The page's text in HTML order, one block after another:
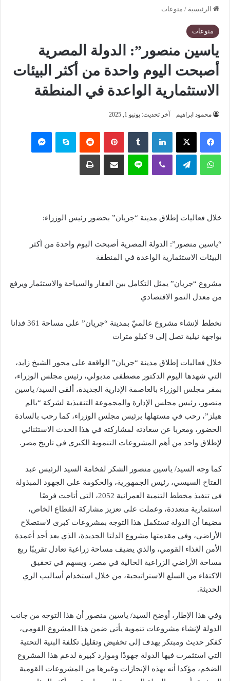
الرئيسية / منوعات
منوعات
ياسين منصور”: الدولة المصرية
أصبحت اليوم واحدة من أكثر البيئات
الاستثمارية الواعدة في المنطقة
محمود ابراهيم آخر تحديث: يونيو 1, 2025
فيسبوك ‫X لينكدإن بينتيريست سكايب
واتساب تيلقرام لاين
خلال فعاليات إطلاق مدينة “جريان” بحضور رئيس الوزراء:
“ياسين منصور”: الدولة المصرية أصبحت اليوم واحدة من أكثر
البيئات الاستثمارية الواعدة في المنطقة
مشروع “جريان” يمثل التكامل بين العقار والسياحة والاستثمار ويرفع
من معدل النمو الاقتصادي
نخطط لإنشاء مشروع عالميّ بمدينة “جريان” على مساحة 361 فدانا
بواجهة نيلية تصل إلى 9 كيلو مترات
خلال فعاليات إطلاق مدينة “جريان” الواقعة على محور الشيخ زايد،
التي شهدها اليوم الدكتور مصطفى مدبولي، رئيس مجلس الوزراء،
بمقر مجلس الوزراء بالعاصمة الإدارية الجديدة، ألقى السيد/ ياسين
منصور، رئيس مجلس الإدارة والمجموعة التنفيذية لشركة “بالم
هيلز”، رحب في مستهلها برئيس مجلس الوزراء، كما رحب بالسادة
الحضور، ومعربا عن سعادته لمشاركته في هذا الحدث الاستثنائي
لإطلاق واحد من أهم المشروعات التنموية الكبرى في تاريخ مصر.
كما وجه السيد/ ياسين منصور الشكر لفخامة السيد الرئيس عبد
الفتاح السيسي، رئيس الجمهورية، والحكومة على الجهود المبذولة
في تنفيذ مخطط التنمية العمرانية 2052، التي أتاحت فرصًا
استثمارية متعددة، وعملت على تعزيز مشاركة القطاع الخاص،
مضيفا أن الدولة تستكمل هذا التوجه بمشروعات كبرى لاستصلاح
الأراضي، وفي مقدمتها مشروع الدلتا الجديدة، الذي يعد أحد أعمدة
الأمن الغذاء القومي، والذي يضيف مساحة زراعية تعادل تقريبًا ربع
مساحة الأراضي الزراعية الحالية في مصر، ويسهم في تحقيق
الاكتفاء من السلع الاستراتيجية، من خلال استخدام أساليب الري
الحديثة.
وفي هذا الإطار، أوضح السيد/ ياسين منصور أن هذا التوجه من جانب
الدولة لإنشاء مشروعات تنموية يأتي ضمن هذا المشروع القومي،
كفكر حديث ومبتكر يهدف إلى تخفيض وتقليل تكلفة البنية التحتية
التي استثمرت فيها الدولة جهودًا وموارد كبيرة لدعم هذا المشروع
الضخم، مؤكدا أنه بهذه الإنجازات وغيرها من المشروعات القومية